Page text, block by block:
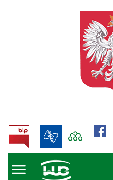
BIP